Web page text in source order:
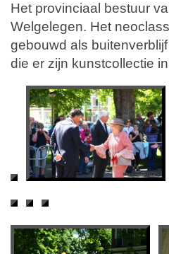
Het provinciaal bestuur
Welgelegen. Het
gebouwd als
die er zijn kunstcollectie